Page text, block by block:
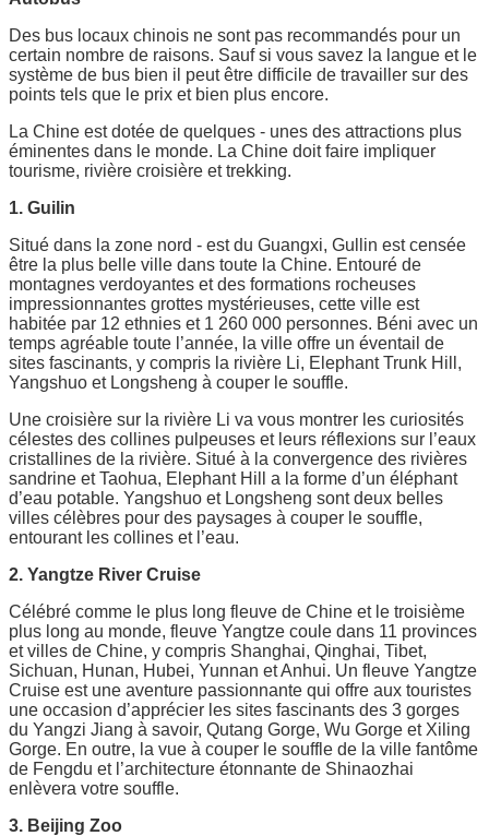
Des bus locaux chinois ne sont pas recommandés pour un
certain nombre de raisons. Sauf si vous savez la langue et le
système de bus bien il peut être difficile de travailler sur des
points tels que le prix et bien plus encore.
La Chine est dotée de quelques - unes des attractions plus
éminentes dans le monde. La Chine doit faire impliquer
tourisme, rivière croisière et trekking.
1. Guilin
Situé dans la zone nord - est du Guangxi, Gullin est censée
être la plus belle ville dans toute la Chine. Entouré de
montagnes verdoyantes et des formations rocheuses
impressionnantes grottes mystérieuses, cette ville est
habitée par 12 ethnies et 1 260 000 personnes. Béni avec un
temps agréable toute l’année, la ville offre un éventail de
sites fascinants, y compris la rivière Li, Elephant Trunk Hill,
Yangshuo et Longsheng à couper le souffle.
Une croisière sur la rivière Li va vous montrer les curiosités
célestes des collines pulpeuses et leurs réflexions sur l’eaux
cristallines de la rivière. Situé à la convergence des rivières
sandrine et Taohua, Elephant Hill a la forme d’un éléphant
d’eau potable. Yangshuo et Longsheng sont deux belles
villes célèbres pour des paysages à couper le souffle,
entourant les collines et l’eau.
2. Yangtze River Cruise
Célébré comme le plus long fleuve de Chine et le troisième
plus long au monde, fleuve Yangtze coule dans 11 provinces
et villes de Chine, y compris Shanghai, Qinghai, Tibet,
Sichuan, Hunan, Hubei, Yunnan et Anhui. Un fleuve Yangtze
Cruise est une aventure passionnante qui offre aux touristes
une occasion d’apprécier les sites fascinants des 3 gorges
du Yangzi Jiang à savoir, Qutang Gorge, Wu Gorge et Xiling
Gorge. En outre, la vue à couper le souffle de la ville fantôme
de Fengdu et l’architecture étonnante de Shinaozhai
enlèvera votre souffle.
3. Beijing Zoo